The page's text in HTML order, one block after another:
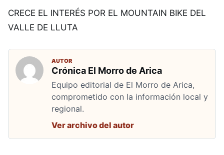
CRECE EL INTERÉS POR EL MOUNTAIN BIKE DEL
VALLE DE LLUTA
AUTOR
Crónica El Morro de Arica
Equipo editorial de El Morro de Arica,
comprometido con la información local y
regional.
Ver archivo del autor